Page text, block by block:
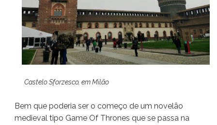
Castelo Sforzesco, em Milão
Bem que poderia ser o começo de um novelão
medieval tipo Game Of Thrones que se passa na